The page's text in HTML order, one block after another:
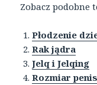
Zobacz podobne
Płodzenie
Rak jądra
Jelq i Jelqing
Rozmiar